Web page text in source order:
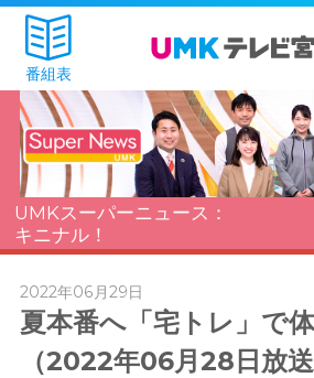
番組表
UMKスーパーニュース：
キニナル！
2022年06月29日
夏本番へ「宅トレ」で
（2022年06月28日放送